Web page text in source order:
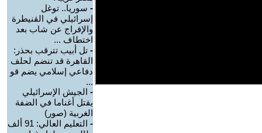
- سوريا.. توغل
إسرائيلي في القنيطرة
والإفراج عن شاب بعد
اختطاف ...
- تل أبيب تترقب بحذر:
القاهرة قد تنضم لحلف
دفاعي إسلامي يضم قو
...
- الجيش الإسرائيلي
يقتل أغناما في الضفة
الغربية (صور)
-
التعليم العالي: 91 ألف